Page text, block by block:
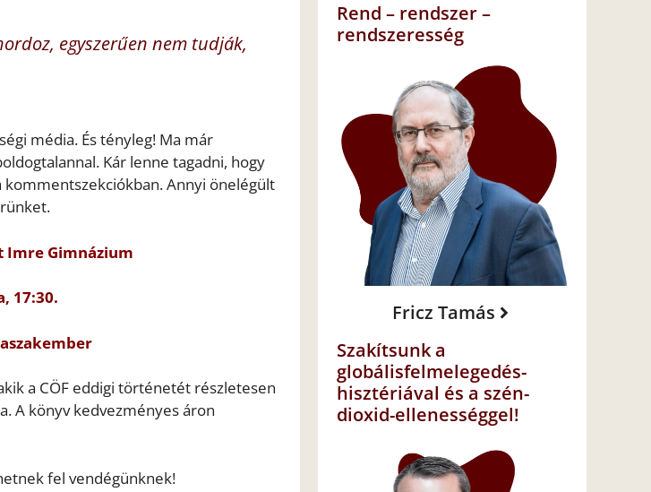
egyszerűen nem tudják,
média. És tényleg! Ma már
Kár lenne tagadni, hogy
Annyi önelégült
Imre Gimnázium
17:30.
a CÖF eddigi történetét részletesen
A könyv kedvezményes áron
fel vendégünknek!
Rend – rendszer –
rendszeresség
Fricz Tamás
Szakítsunk a
globálisfelmelegedés-
hisztériával és a szén-
dioxid-ellenességgel!